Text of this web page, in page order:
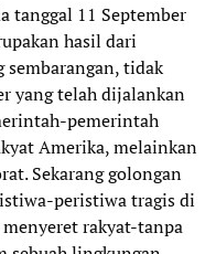
tanggal 11 September
hasil dari
tidak
yang telah dijalankan
pemerintah
Amerika, melainkan
Sekarang golongan
peristiwa tragis di
rakyat-tanpa